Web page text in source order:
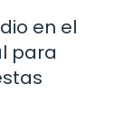
en el
para